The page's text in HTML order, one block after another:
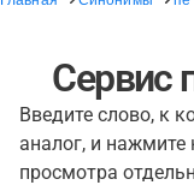
Сервис
Введите слово, к
аналог, и
просмотра